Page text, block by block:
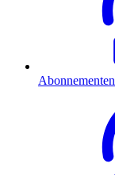
Abonnementen